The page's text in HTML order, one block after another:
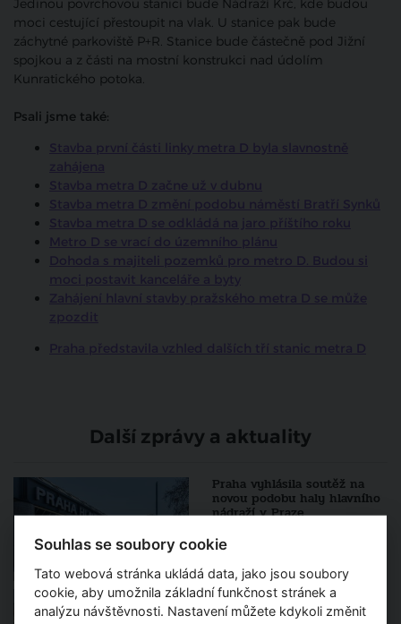
Jedinou povrchovou stanicí bude Nádraží Krč, kde budou
moci cestující přestoupit na vlak. U stanice pak bude
záchytné parkoviště P+R. Stanice bude částečně pod Jižní
spojkou a z části na mostní konstrukci nad údolím
Kunratického potoka.
Psali jsme také:
Stavba první části linky metra D byla slavnostně
zahájena
Stavba metra D začne už v dubnu
Stavba metra D změní podobu náměstí Bratří Synků
Stavba metra D se odkládá na jaro příštího roku
Metro D se vrací do územního plánu
Dohoda s majiteli pozemků pro metro D. Budou si
moci postavit kanceláře a byty
Zahájení hlavní stavby pražského metra D se může
zpozdit
Praha představila vzhled dalších tří stanic metra D
Další zprávy a aktuality
Praha vyhlásila soutěž na
novou podobu haly hlavního
nádraží v Praze
Rekonstrukce dolní části
Václavského náměstí má být
Souhlas se soubory cookie
Tato webová stránka ukládá data, jako jsou soubory
cookie, aby umožnila základní funkčnost stránek a
analýzu návštěvnosti. Nastavení můžete kdykoli změnit